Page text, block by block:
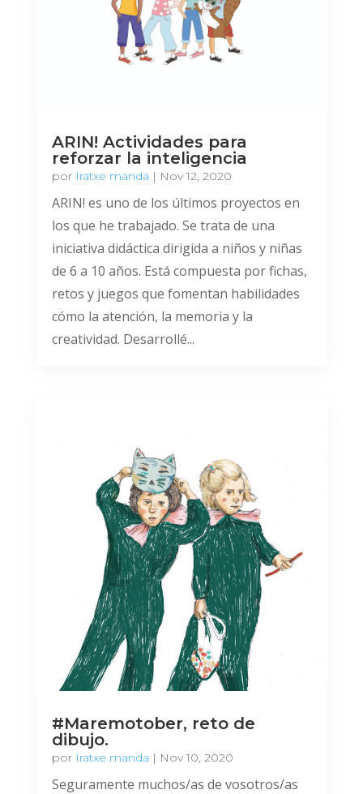
ARIN! Actividades para
reforzar la inteligencia
por Iratxe manda | Nov 12, 2020
ARIN! es uno de los últimos proyectos en
los que he trabajado. Se trata de una
iniciativa didáctica dirigida a niños y niñas
de 6 a 10 años. Está compuesta por fichas,
retos y juegos que fomentan habilidades
cómo la atención, la memoria y la
creatividad. Desarrollé...
#Maremotober, reto de
dibujo.
por Iratxe manda | Nov 10, 2020
Seguramente muchos/as de vosotros/as